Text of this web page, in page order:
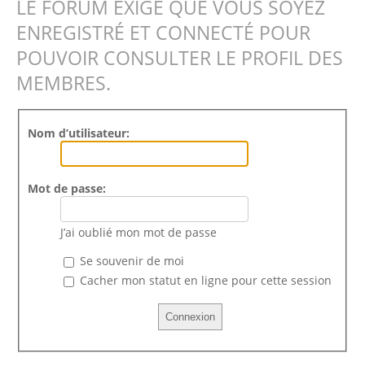
LE FORUM EXIGE QUE VOUS SOYEZ
ENREGISTRÉ ET CONNECTÉ POUR
POUVOIR CONSULTER LE PROFIL DES
MEMBRES.
Nom d’utilisateur:
Mot de passe:
J’ai oublié mon mot de passe
Se souvenir de moi
Cacher mon statut en ligne pour cette session